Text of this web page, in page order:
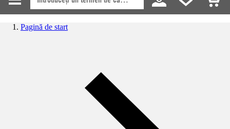
Pagină de start